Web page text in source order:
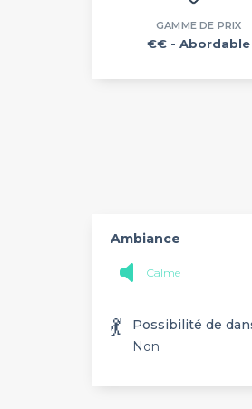
GAMME DE PRIX
€€ - Abordable
Ambiance
Calme
💃
Possibilité de
Non